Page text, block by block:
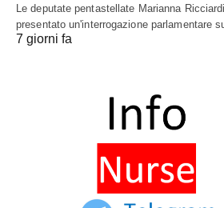
Le deputate pentastellate Marianna
presentato un'interrogazione parlamentare
7 giorni fa